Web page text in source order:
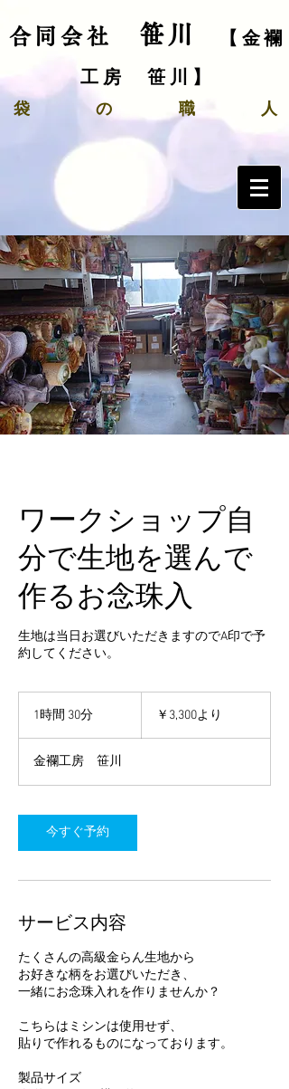
合同会社 笹川
【金襴
工房 笹川】
袋 の 職 人
ワークショップ自
分で生地を選んで
作るお念珠入
生地は当日お選びいただきますのでA印で予
約してください。
1時間 30分
0
分
￥3,300より
金襴工房 笹川
今すぐ予約
サービス内容
たくさんの高級金らん生地から
お好きな柄をお選びいただき、
一緒にお念珠入れを作りませんか？
こちらはミシンは使用せず、
貼りで作れるものになっております。
製品サイズ